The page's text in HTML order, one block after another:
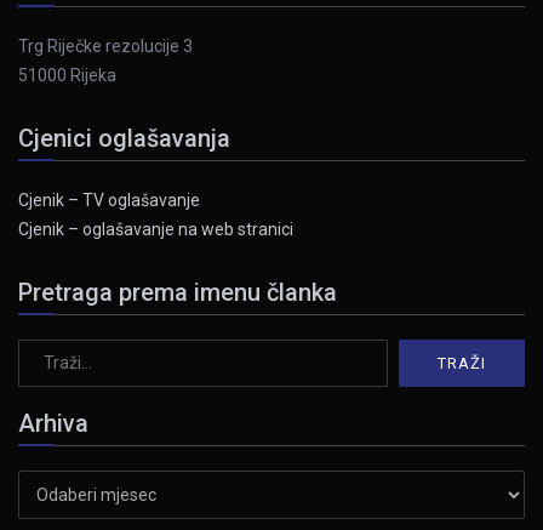
Trg Riječke rezolucije 3
51000 Rijeka
Cjenici oglašavanja
Cjenik – TV oglašavanje
Cjenik – oglašavanje na web stranici
Pretraga prema imenu članka
Arhiva